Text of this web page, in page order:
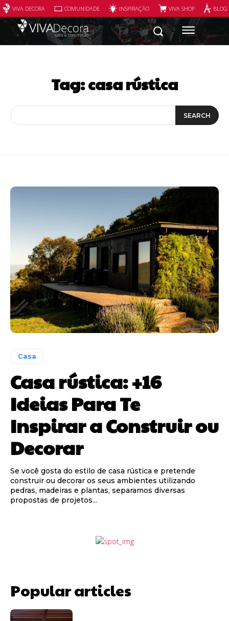
VIVA DECORA COMUNIDADE INSPIRAÇÃO VIVA SHOP
Tag:casa rústica
SEARCH
Casa
Casa rústica: +16
Ideias Para Te
Inspirar a Construir ou
Decorar
Se você gosta do estilo de casa rústica e pretende
construir ou decorar os seus ambientes utilizando
pedras, madeiras e plantas, separamos diversas
propostas de projetos...
Popular articles